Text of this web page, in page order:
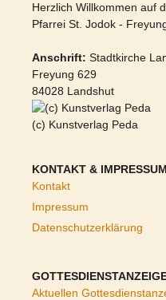
Herzlich Willkommen auf
Pfarrei St. Jodok -
Anschrift: Stadtkirche
Freyung 629
84028 Landshut
(c) Kunstverlag Peda
KONTAKT & IMPRESSUM
Kontakt
Impressum
Datenschutzerklärung
Aktuellen